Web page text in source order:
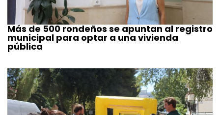
Más de 500 rondeños se apuntan al registro
municipal para optar a una vivienda
pública